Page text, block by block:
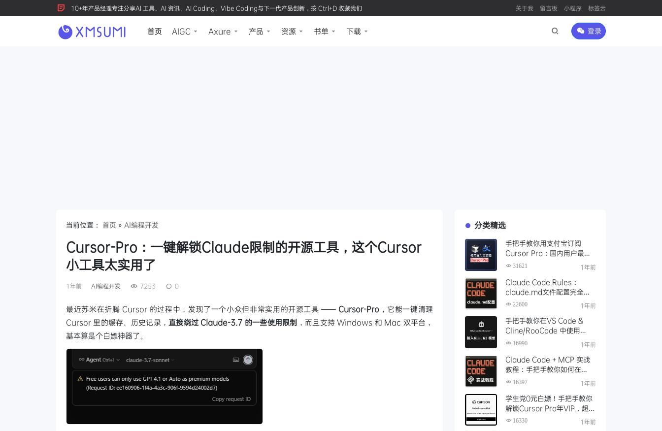
10+年产品经理专注分享AI 工具、AI 资讯、AI Coding、Vibe Coding与下一代产品创新，按 Ctrl+D 收藏我们 关于我 留言板 小程序 标签云
首页 AIGC Axure 产品 资源 书单 下载 登录
当前位置： 首页 » AI编程开发
Cursor-Pro：一键解锁Claude限制的开源工具，这个Cursor
小工具太实用了
1年前 AI编程开发 7253 0
最近苏米在折腾 Cursor 的过程中，发现了一个小众但非常实用的开源工具 —— Cursor-Pro，它能一键清理
Cursor 里的缓存、历史记录， 直接绕过 Claude-3.7 的一些使用限制 ，而且支持 Windows 和 Mac 双平台，
基本算是个白嫖神器了。
分类精选
手把手教你用支付宝订阅
Cursor Pro：国内用户最全
开通教程（附取消自动扣费）
31621 1年前
Claude Code Rules：
claude.md文件配置完全指
南 22600 1年前
手把手教你在VS Code &
Cline/RooCode 中使用
Kimi K2 模型，配置实录+开
16990 1年前
Claude Code + MCP 实战
教程：手把手教你如何在
Claude Code里面使用MCP
16397 1年前
学生党0元白嫖！手把手教你
解锁Cursor Pro年VIP，超详
细申请教程（附避坑指南）
16330 1年前